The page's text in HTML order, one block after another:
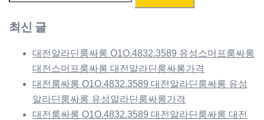
최신 글
대전알라딘룸싸롱 O1O.4832.3589 유성스머프룸싸롱
대전스머프룸싸롱 대전알라딘룸싸롱가격
대전룸싸롱 O1O.4832.3589 대전알라딘룸싸롱 유성
알라딘룸싸롱 유성알라딘룸싸롱가격
대전룸싸롱 O1O.4832.3589 대전알라딘룸싸롱 대전